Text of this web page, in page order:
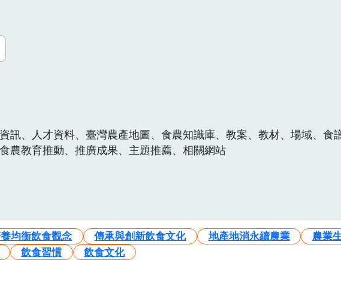
訊、人才資料、臺灣農產地圖、食農知識庫、教案、教材、場域、食
農教育推動、推廣成果、主題推薦、相關網站
均衡飲食觀念 傳承與創新飲食文化 地產地消永續農業 農業
飲食習慣 飲食文化